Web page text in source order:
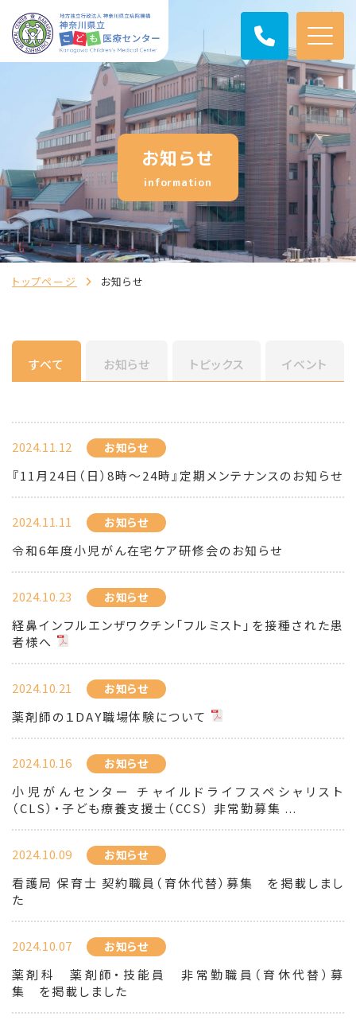
お知らせ
information
トップページ お知らせ
すべて お知らせ トピックス イベント
2024.11.12 お知らせ
『11月24日（日）8時～24時』定期メンテナンスのお知らせ
2024.11.11 お知らせ
令和6年度小児がん在宅ケア研修会のお知らせ
2024.10.23 お知らせ
経鼻インフルエンザワクチン「フルミスト」を接種された患
者様へ
2024.10.21 お知らせ
薬剤師の１DAY職場体験について
2024.10.16 お知らせ
小児がんセンター チャイルドライフスペシャリスト
（CLS）・子ども療養支援士（CCS） 非常勤募集 ...
2024.10.09 お知らせ
看護局 保育士 契約職員（育休代替）募集 を掲載しまし
た
2024.10.07 お知らせ
薬剤科 薬剤師・技能員 非常勤職員（育休代替）募
集 を掲載しました